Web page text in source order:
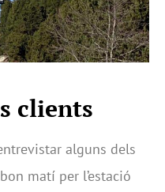
clients
alguns dels
matí per l’estació